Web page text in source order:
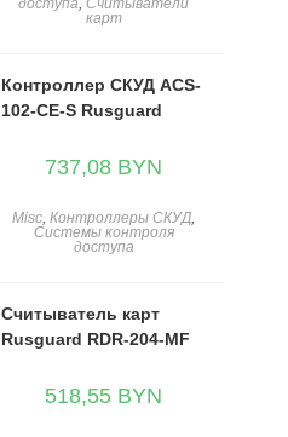
доступа,Считыватели
карт
Misc,Контроллеры СКУД,
Системы контроля
доступа
Контроллер СКУД ACS-
102-CE-S Rusguard
737,08 BYN
Считыватель карт
Rusguard RDR-204-MF
518,55 BYN